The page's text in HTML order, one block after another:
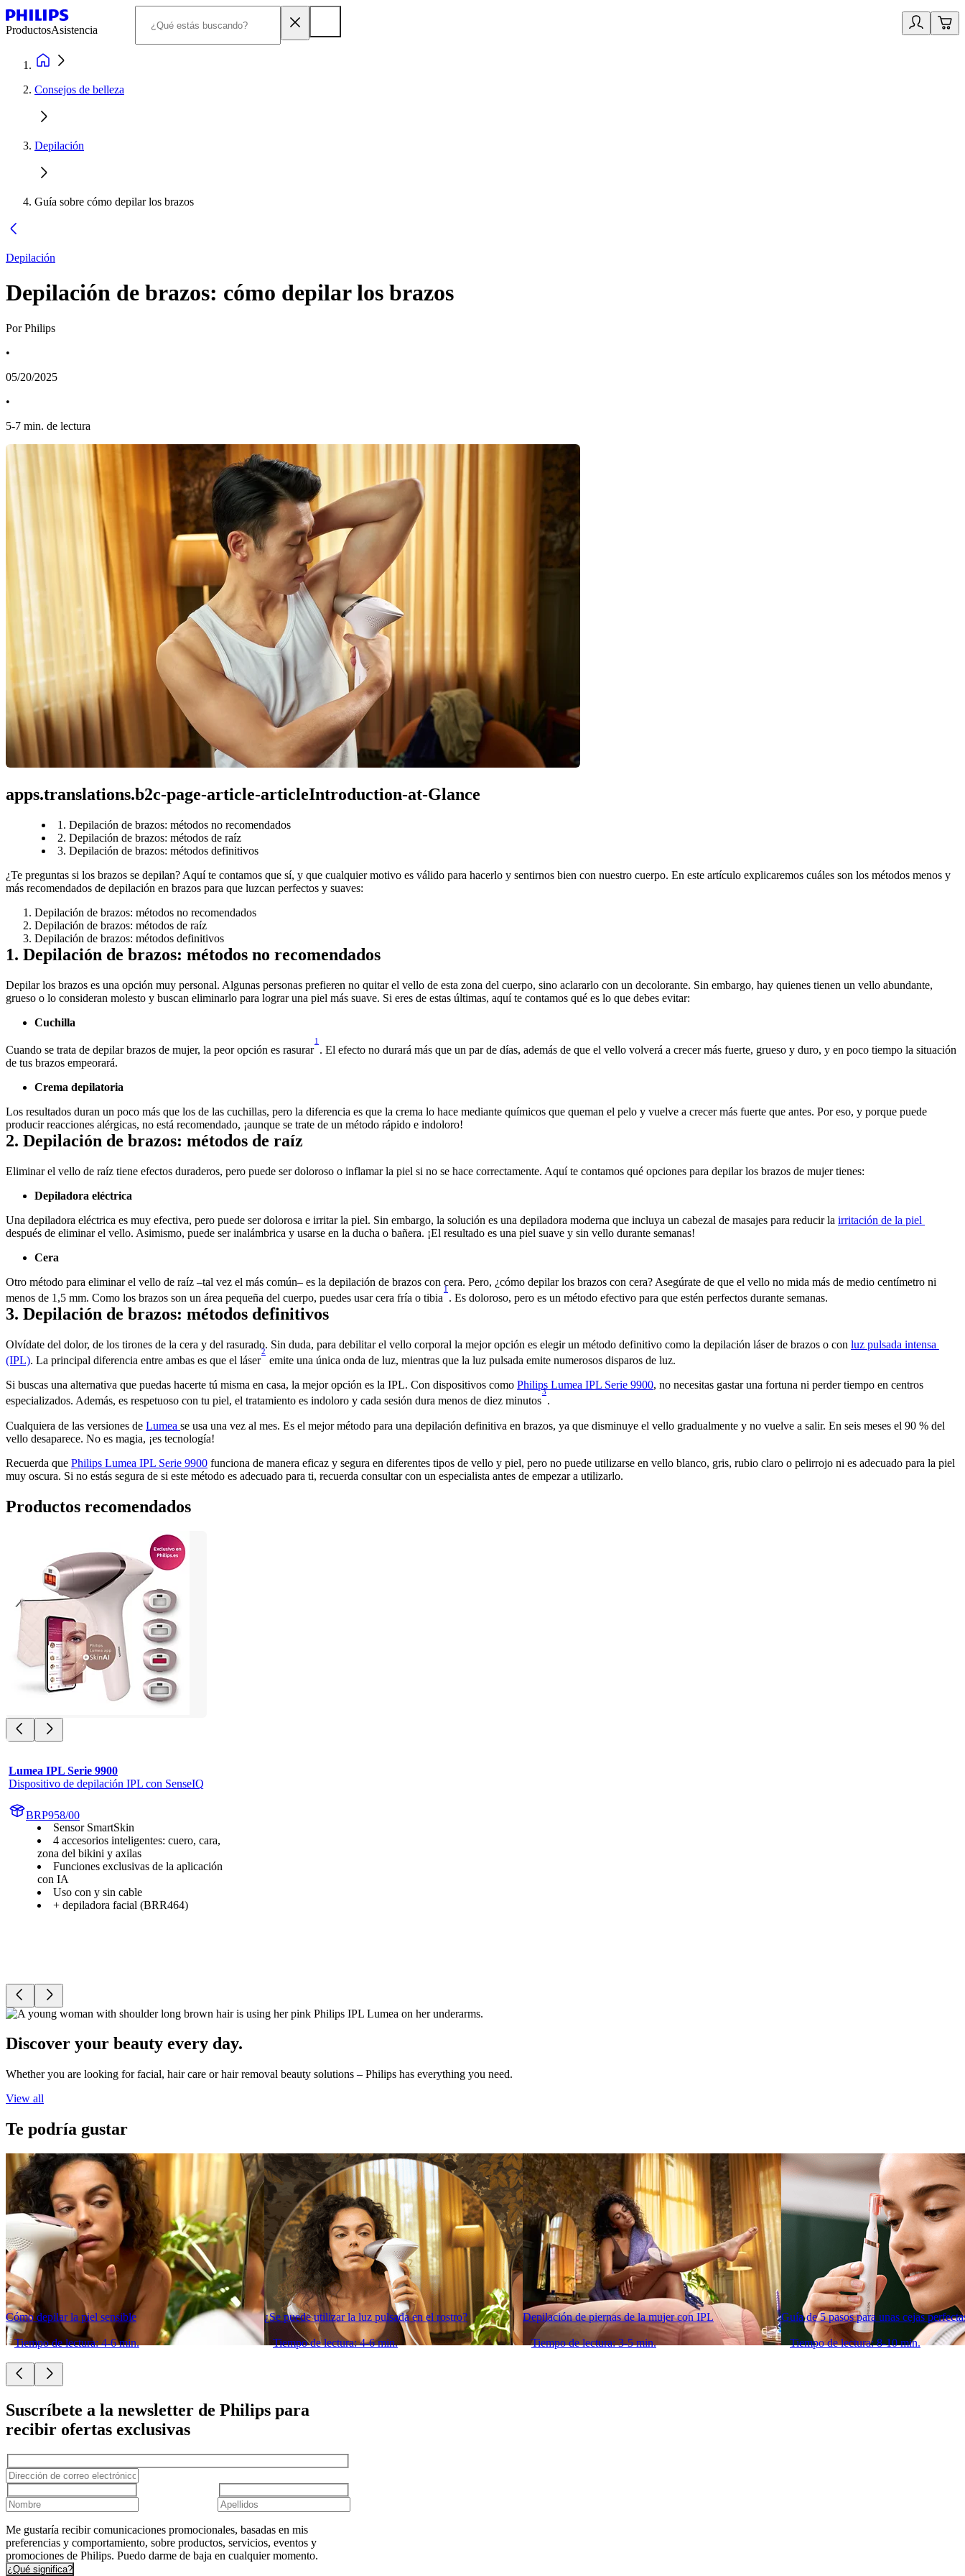
ProductosAsistencia
Consejos de belleza
Depilación
Guía sobre cómo depilar los brazos
Depilación
Depilación de brazos: cómo depilar los brazos
Por Philips
•
05/20/2025
•
5-7 min. de lectura
apps.translations.b2c-page-article-articleIntroduction-at-Glance
1. Depilación de brazos: métodos no recomendados
2. Depilación de brazos: métodos de raíz
3. Depilación de brazos: métodos definitivos
¿Te preguntas si los brazos se depilan? Aquí te contamos que sí, y que cualquier motivo es válido para hacerlo y sentirnos bien con nuestro cuerpo. En este artículo explicaremos cuáles son los métodos menos y
más recomendados de depilación en brazos para que luzcan perfectos y suaves:
Depilación de brazos: métodos no recomendados
Depilación de brazos: métodos de raíz
Depilación de brazos: métodos definitivos
1. Depilación de brazos: métodos no recomendados
Depilar los brazos es una opción muy personal. Algunas personas prefieren no quitar el vello de esta zona del cuerpo, sino aclararlo con un decolorante. Sin embargo, hay quienes tienen un vello abundante,
grueso o lo consideran molesto y buscan eliminarlo para lograr una piel más suave. Si eres de estas últimas, aquí te contamos qué es lo que debes evitar:
Cuchilla
Cuando se trata de depilar brazos de mujer, la peor opción es rasurar
1
. El efecto no durará más que un par de días, además de que el vello volverá a crecer más fuerte, grueso y duro, y en poco tiempo la situación
de tus brazos empeorará.
Crema depilatoria
Los resultados duran un poco más que los de las cuchillas, pero la diferencia es que la crema lo hace mediante químicos que queman el pelo y vuelve a crecer más fuerte que antes. Por eso, y porque puede
producir reacciones alérgicas, no está recomendado, ¡aunque se trate de un método rápido e indoloro!
2. Depilación de brazos: métodos de raíz
Eliminar el vello de raíz tiene efectos duraderos, pero puede ser doloroso o inflamar la piel si no se hace correctamente. Aquí te contamos qué opciones para depilar los brazos de mujer tienes:
Depiladora eléctrica
Una depiladora eléctrica es muy efectiva, pero puede ser dolorosa e irritar la piel. Sin embargo, la solución es una depiladora moderna que incluya un cabezal de masajes para reducir la
después de eliminar el vello. Asimismo, puede ser inalámbrica y usarse en la ducha o bañera. ¡El resultado es una piel suave y sin vello durante semanas!
Cera
Otro método para eliminar el vello de raíz –tal vez el más común– es la depilación de brazos con cera. Pero, ¿cómo depilar los brazos con cera? Asegúrate de que el vello no mida más de medio centímetro ni
menos de 1,5 mm. Como los brazos son un área pequeña del cuerpo, puedes usar cera fría o tibia
1
. Es doloroso, pero es un método efectivo para que estén perfectos durante semanas.
3. Depilación de brazos: métodos definitivos
Olvídate del dolor, de los tirones de la cera y del rasurado. Sin duda, para debilitar el vello corporal la mejor opción es elegir un método definitivo como la depilación láser de brazos o con luz pulsada intensa
(IPL). La principal diferencia entre ambas es que el láser
2
emite una única onda de luz, mientras que la luz pulsada emite numerosos disparos de luz.
Si buscas una alternativa que puedas hacerte tú misma en casa, la mejor opción es la IPL. Con dispositivos como Philips Lumea IPL Serie 9900, no necesitas gastar una fortuna ni perder tiempo en centros
especializados. Además, es respetuoso con tu piel, el tratamiento es indoloro y cada sesión dura menos de diez minutos
3
.
Cualquiera de las versiones de Lumea se usa una vez al mes. Es el mejor método para una depilación definitiva en brazos, ya que disminuye el vello gradualmente y no vuelve a salir. En seis meses el 90 % del
vello desaparece. No es magia, ¡es tecnología!
Recuerda que Philips Lumea IPL Serie 9900 funciona de manera eficaz y segura en diferentes tipos de vello y piel, pero no puede utilizarse en vello blanco, gris, rubio claro o pelirrojo ni es adecuado para la piel
muy oscura. Si no estás segura de si este método es adecuado para ti, recuerda consultar con un especialista antes de empezar a utilizarlo.
Productos recomendados
Lumea IPL Serie 9900
Dispositivo de depilación IPL con SenseIQ
BRP958/00
Sensor SmartSkin
4 accesorios inteligentes: cuero, cara,
zona del bikini y axilas
Funciones exclusivas de la aplicación
con IA
Uso con y sin cable
+ depiladora facial (BRR464)
Discover your beauty every day.
Whether you are looking for facial, hair care or hair removal beauty solutions – Philips has everything you need.
View all
Te podría gustar
Cómo depilar la piel sensible
Tiempo de lectura: 4-6 min.
¿Se puede utilizar la luz pulsada en el rostro?
Tiempo de lectura: 4-6 min.
Depilación de piernas de la mujer con IPL
Tiempo de lectura: 3-5 min.
Guía de 5 pasos para unas cejas
Tiempo de lectura: 8-10 min.
Suscríbete a la newsletter de Philips para
recibir ofertas exclusivas
Me gustaría recibir comunicaciones promocionales, basadas en mis
preferencias y comportamiento, sobre productos, servicios, eventos y
promociones de Philips. Puedo darme de baja en cualquier momento.
¿Qué significa?